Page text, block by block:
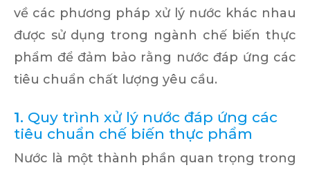
về các phương pháp xử lý nước khác nhau
được sử dụng trong ngành chế biến thực
phẩm để đảm bảo rằng nước đáp ứng các
tiêu chuẩn chất lượng yêu cầu.
1. Quy trình xử lý nước đáp ứng các
tiêu chuẩn chế biến thực phẩm
Nước là một thành phần quan trọng trong